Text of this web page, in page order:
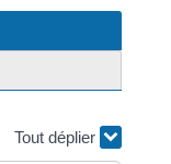
Tout déplier